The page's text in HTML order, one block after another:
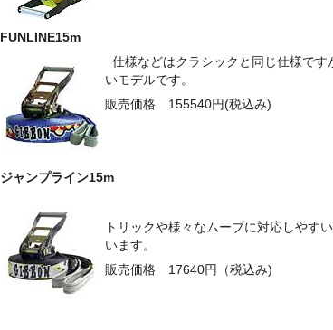
FUNLINE15m
仕様などはクラシックと同じ仕様で
いモデルです。
販売価格 155540円(税込み)
ジャンプライン15m
トリックや様々なムーブに対応しやす
います。
販売価格 17640円（税込み)